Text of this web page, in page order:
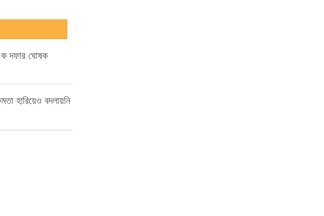
দফার ঘোষক
হারিয়েও বদলায়নি